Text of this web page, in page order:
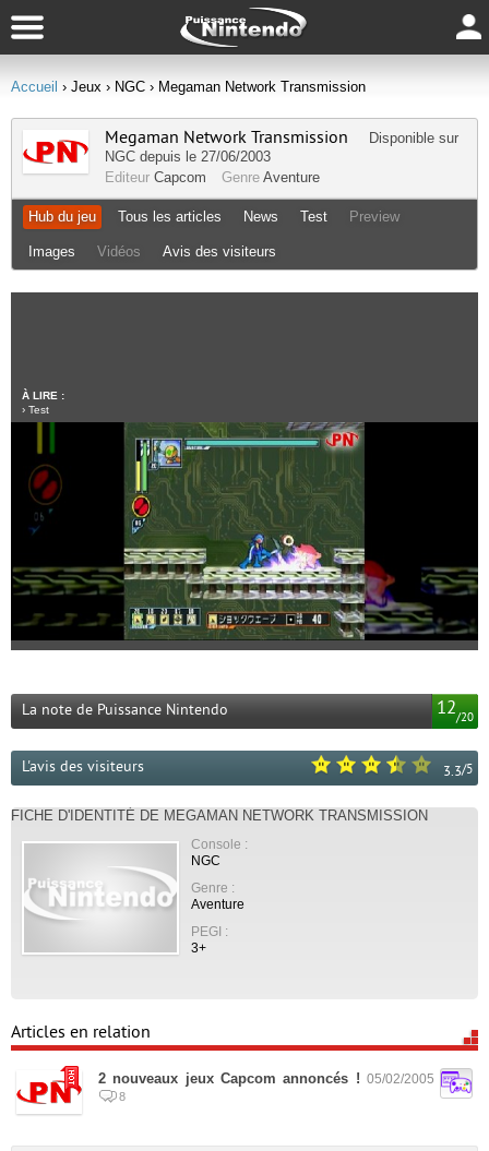
Accueil › Jeux › NGC › Megaman Network Transmission
Megaman Network Transmission
Disponible sur
NGC depuis le 27/06/2003
Editeur Capcom Genre Aventure
Hub du jeu Tous les articles News Test Preview
Images Vidéos Avis des visiteurs
À LIRE :
› Test
12/20
La note de Puissance Nintendo
3.3/5
L'avis des visiteurs
FICHE D'IDENTITÉ DE MEGAMAN NETWORK TRANSMISSION
Console :
NGC
Genre :
Aventure
PEGI :
3+
Articles en relation
2 nouveaux jeux Capcom annoncés ! 05/02/2005
8